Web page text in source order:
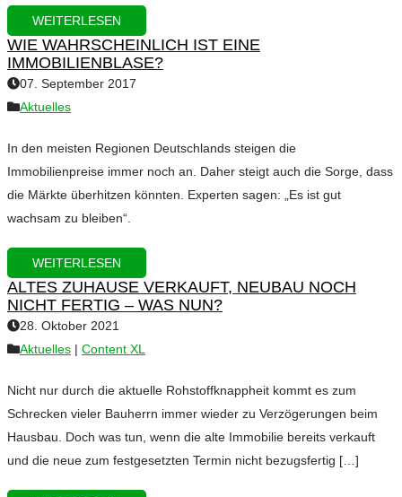
WEITERLESEN
WIE WAHRSCHEINLICH IST EINE
IMMOBILIENBLASE?
07. September 2017
Aktuelles
In den meisten Regionen Deutschlands steigen die
Immobilienpreise immer noch an. Daher steigt auch die Sorge, dass
die Märkte überhitzen könnten. Experten sagen: „Es ist gut
wachsam zu bleiben“.
WEITERLESEN
ALTES ZUHAUSE VERKAUFT, NEUBAU NOCH
NICHT FERTIG – WAS NUN?
28. Oktober 2021
Aktuelles | Content XL
Nicht nur durch die aktuelle Rohstoffknappheit kommt es zum
Schrecken vieler Bauherrn immer wieder zu Verzögerungen beim
Hausbau. Doch was tun, wenn die alte Immobilie bereits verkauft
und die neue zum festgesetzten Termin nicht bezugsfertig […]